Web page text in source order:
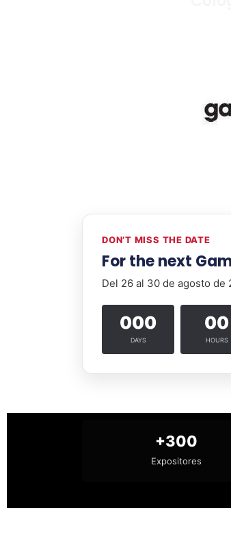
DON’T MISS THE DATE
For the next
Del 26 al 30 de agosto de
000
DAYS
00
HOURS
+300
Expositores